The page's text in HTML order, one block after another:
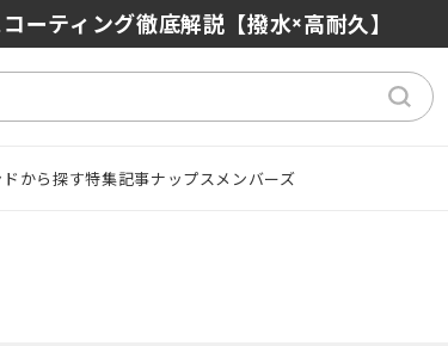
ーティング徹底解説【撥水×高耐久】
ンカムはどっち？初心者にもおすすめの理由
から探す特集記事ナップスメンバーズ